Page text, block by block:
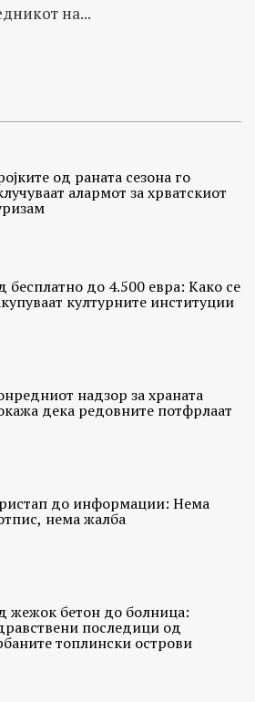
на...
од раната сезона го
алармот за хрватскиот
бесплатно до 4.500 евра: Како се
културните институции
надзор за храната
дека редовните потфрлаат
до информации: Нема
нема жалба
жежок бетон до болница:
последици од
топлински острови